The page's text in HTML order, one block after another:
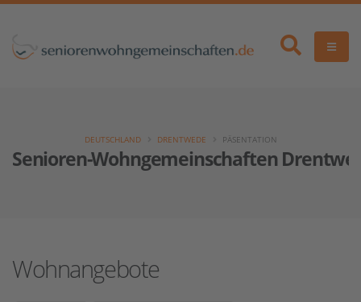
Senioren-Wohngemeinschaften
DEUTSCHLAND DRENTWEDE PÄSENTATION
Wohnangebote